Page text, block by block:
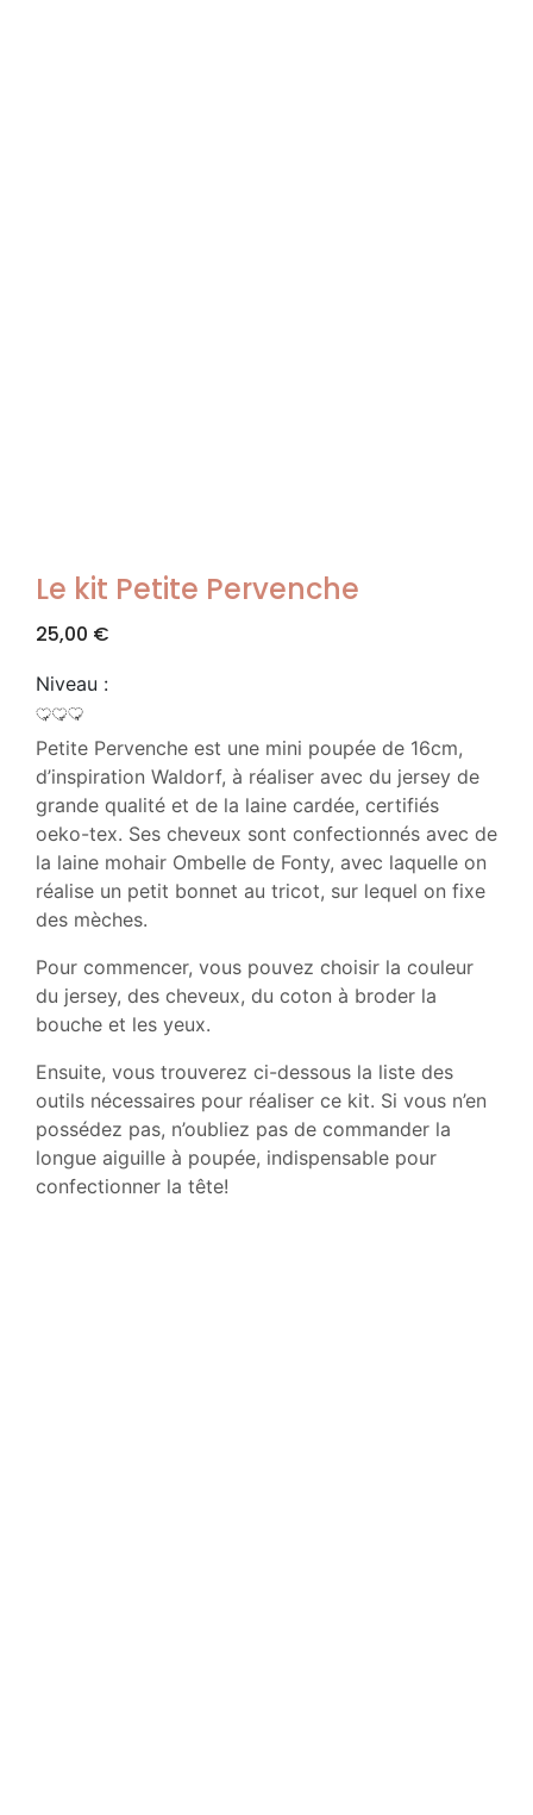
Le kit Petite Pervenche
25,00 €
Niveau :
Petite Pervenche est une mini poupée de 16cm,
d’inspiration Waldorf, à réaliser avec du jersey de
grande qualité et de la laine cardée, certifiés
oeko-tex. Ses cheveux sont confectionnés avec de
la laine mohair Ombelle de Fonty, avec laquelle on
réalise un petit bonnet au tricot, sur lequel on fixe
des mèches.
Pour commencer, vous pouvez choisir la couleur
du jersey, des cheveux, du coton à broder la
bouche et les yeux.
Ensuite, vous trouverez ci-dessous la liste des
outils nécessaires pour réaliser ce kit. Si vous n’en
possédez pas, n’oubliez pas de commander la
longue aiguille à poupée, indispensable pour
confectionner la tête!